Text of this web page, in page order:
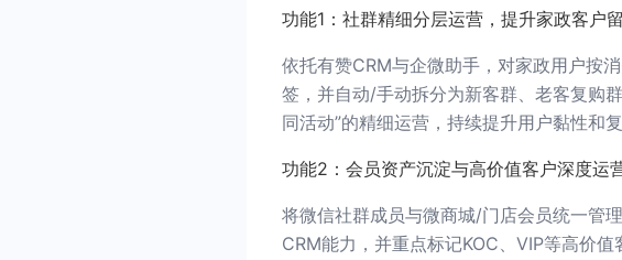
功能1：社群精细分层运营，提升家政客户
依托有赞CRM与企微助手，对家政用户按
签，并自动/手动拆分为新客群、老客复购
同活动”的精细运营，持续提升用户黏性和复
功能2：会员资产沉淀与高价值客户深度运
将微信社群成员与微商城/门店会员统一管
CRM能力，并重点标记KOC、VIP等高价